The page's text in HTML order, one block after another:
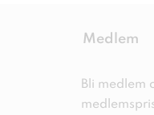
Medlem
Bli medlem